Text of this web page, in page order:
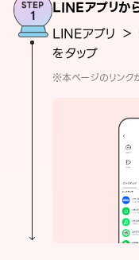
LINEアプリか
LINEアプリ
をタップ
※本ページのリンク